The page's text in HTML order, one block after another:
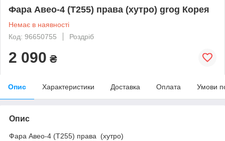
Фара Авео-4 (Т255) права (хутро) grog Корея
Немає в наявності
Код: 96650755
Роздріб
2 090 ₴
Опис Характеристики Доставка Оплата Умови
Опис
Фара Авео-4 (Т255) права (хутро)